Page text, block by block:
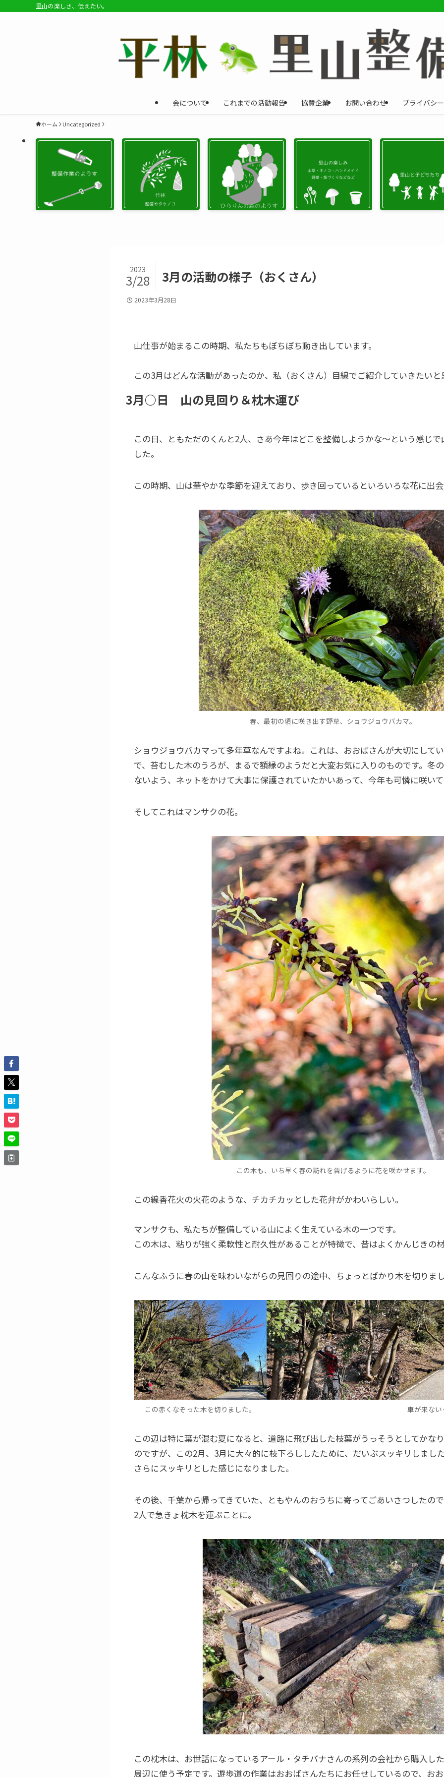
里山の楽しさ、伝えたい。
会について これまでの活動報告 協賛企業 お問い合わせ プライバシ
ホーム Uncategorized
3月の活動の様子（おくさん）
2023
3/28
2023年3月28日
山仕事が始まるこの時期、私たちもぼちぼち動き出しています。
この3月はどんな活動があったのか、私（おくさん）目線でご紹介していきたいと
3月○日 山の見回り＆枕木運び
この日、ともただのくんと2人、さあ今年はどこを整備しようかな～という感じ
した。
この時期、山は華やかな季節を迎えており、歩き回っているといろいろな花に出
春、最初の頃に咲き出す野草、ショウジョウバカマ。
ショウジョウバカマって多年草なんですよね。これは、おおばさんが大切にして
で、苔むした木のうろが、まるで額縁のようだと大変お気に入りのものです。冬
ないよう、ネットをかけて大事に保護されていたかいあって、今年も可憐に咲い
そしてこれはマンサクの花。
この木も、いち早く春の訪れを告げるように花を咲かせます。
この線香花火の火花のような、チカチカッとした花弁がかわいらしい。
マンサクも、私たちが整備している山によく生えている木の一つです。
この木は、粘りが強く柔軟性と耐久性があることが特徴で、昔はよくかんじきの
こんなふうに春の山を味わいながらの見回りの途中、ちょっとばかり木を切りま
この赤くなぞった木を切りました。 車が来な
この辺は特に葉が混む夏になると、道路に飛び出した枝葉がうっそうとしてかな
のですが、この2月、3月に大々的に枝下ろししたために、だいぶスッキリしまし
さらにスッキリとした感じになりました。
その後、千葉から帰ってきていた、ともやんのおうちに寄ってごあいさつしたの
2人で急きょ枕木を運ぶことに。
この枕木は、お世話になっているアール・タチバナさんの系列の会社から購入し
周辺に使う予定です。遊歩道の作業はおおばさんたちにお任せしているので、お